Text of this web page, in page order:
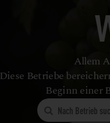
Allem
Diese Betriebe
Beginn einer
